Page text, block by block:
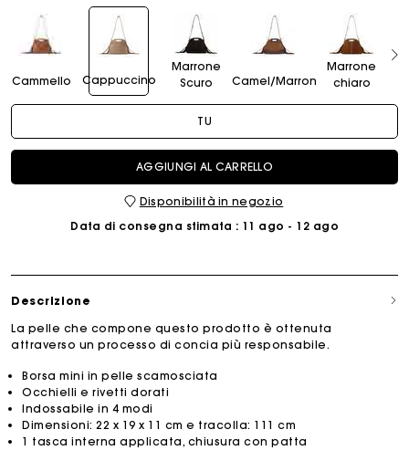
Cammello Cappuccino
Marrone
Scuro
Camel/Marron
Marrone
chiaro
TU
AGGIUNGI AL CARRELLO
Disponibilità in negozio
Data di consegna stimata : 11 ago - 12 ago
Descrizione
La pelle che compone questo prodotto è ottenuta
attraverso un processo di concia più responsabile.
Borsa mini in pelle scamosciata
Occhielli e rivetti dorati
Indossabile in 4 modi
Dimensioni: 22 x 19 x 11 cm e tracolla: 111 cm
1 tasca interna applicata, chiusura con patta